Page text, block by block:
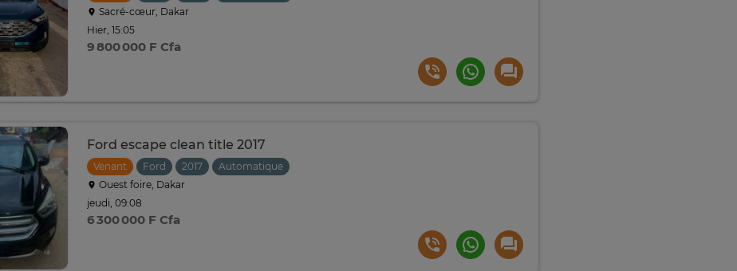
Sacré-cœur, Dakar
Hier, 15:05
9 800 000 F Cfa
Ford escape clean title 2017
Venant Ford 2017
Automatique
Ouest foire, Dakar
jeudi, 09:08
6 300 000 F Cfa